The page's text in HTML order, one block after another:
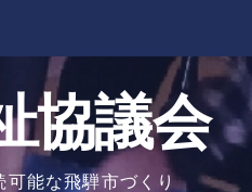
協議会
可能な飛騨市づくり